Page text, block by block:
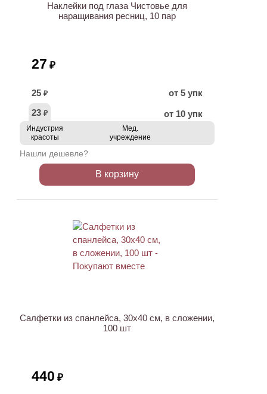
Наклейки под глаза Чистовье для
наращивания ресниц, 10 пар
27 ₽
25 ₽
от 5 упк
23 ₽ от 10 упк
Индустрия
красоты
Мед.
учреждение
Нашли дешевле?
В корзину
Салфетки из спанлейса, 30х40 см, в сложении,
100 шт
440 ₽